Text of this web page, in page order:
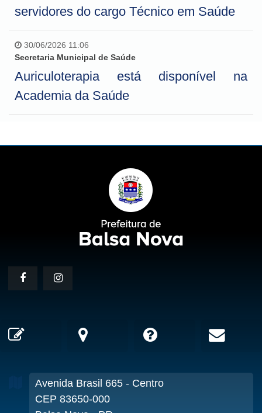
servidores do cargo Técnico em Saúde
30/06/2026 11:06
Secretaria Municipal de Saúde
Auriculoterapia está disponível na
Academia da Saúde
Avenida Brasil 665 - Centro
CEP 83650-000